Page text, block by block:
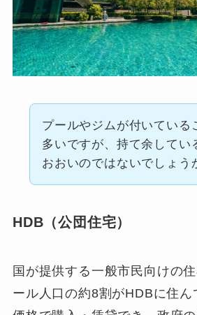
プールやジムが付いている
多いですが、持て余してい
おおいのではないでしょう
HDB（公団住宅）
国が提供する一般市民向けの
ール人口の約8割がHDBに住ん